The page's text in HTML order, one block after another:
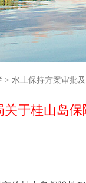
> 水土保持方案审批
关于桂山岛